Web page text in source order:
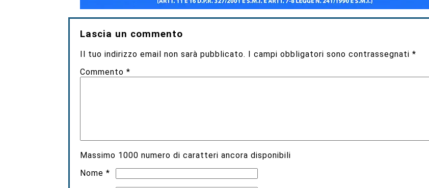
Lascia un commento
Il tuo indirizzo email non sarà pubblicato. I campi obbligatori sono contrassegnati*
Commento*
Massimo 1000 numero di caratteri ancora disponibili
Nome*